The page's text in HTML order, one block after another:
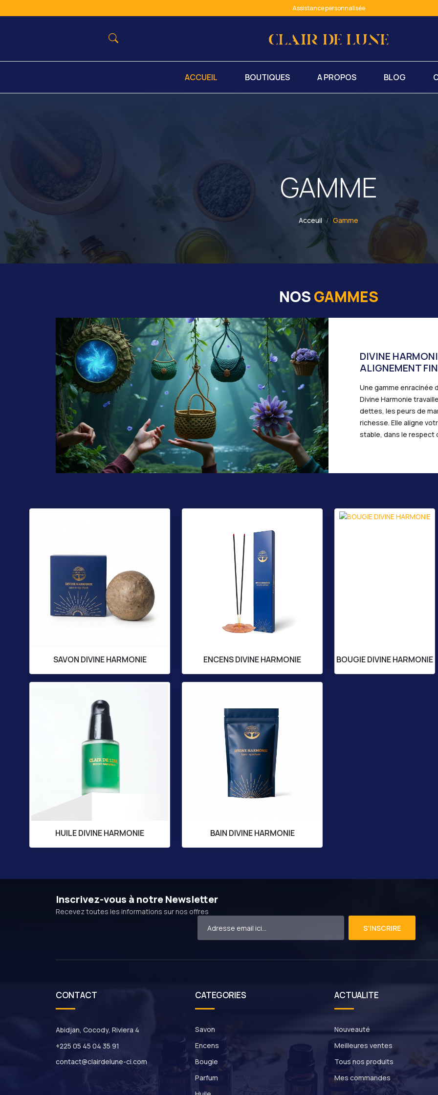
Assistance personnalisée
spiritualité & bien-être : de l'ombre à la lumière
ACCUEIL BOUTIQUES A PROPOS BLOG
GAMME
Acceuil Gamme
NOSGAMMES
DIVINE
ALIGNEMENT
Une gamme enracinée
Divine Harmonie
dettes, les peurs de
richesse. Elle aligne
stable, dans le respect
SAVON DIVINE HARMONIE ENCENS DIVINE HARMONIE BOUGIE DIVINE HARMONIE
HUILE DIVINE HARMONIE BAIN DIVINE HARMONIE
Inscrivez-vous à notre Newsletter
Recevez toutes les informations sur nos offres
S'INSCRIRE
CONTACT
Abidjan, Cocody, Riviera 4
+225 05 45 04 35 91
contact@clairdelune-ci.com
CATEGORIES
Savon
Encens
Bougie
Parfum
ACTUALITE
Nouveauté
Meilleures ventes
Tous nos produits
Mes commandes